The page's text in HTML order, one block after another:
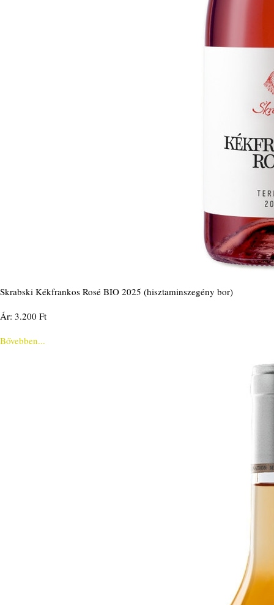
Skrabski Kékfrankos Rosé BIO 2025 (hisztaminszegény bor)
Ár: 3.200 Ft
Bővebben...